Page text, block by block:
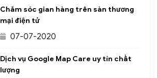
Chăm sóc gian hàng trên sàn thương
mại điện tử
07-07-2020
Dịch vụ Google Map Care uy tín chất
lượng